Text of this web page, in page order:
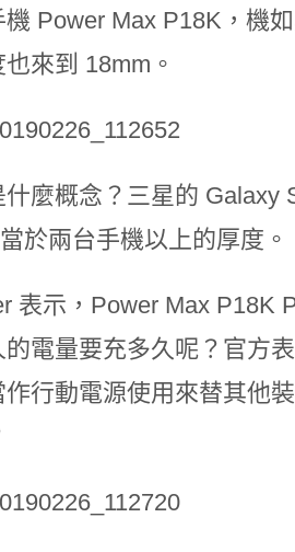
機 Power Max P18K，機
來到 18mm。
什麼概念？三星的 Galaxy
於兩台手機以上的厚度。
表示，Power Max P18K
的電量要充多久呢？官方
行動電源使用來替其他